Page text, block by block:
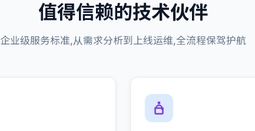
值得信赖的技术伙伴
企业级服务标准,从需求分析到上线运维,全流程保驾护航